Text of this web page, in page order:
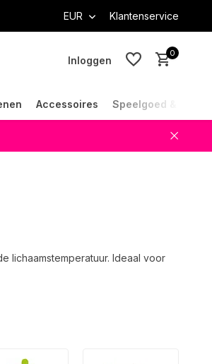
EUR Klantenservice
Inloggen
0
Accessoires Speelgoed &
lichaamstemperatuur. Ideaal voor